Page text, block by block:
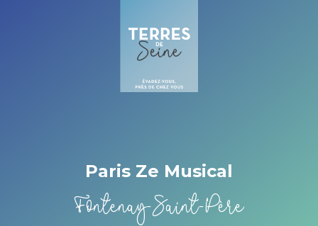
Paris Ze Musical
Fontenay-Saint-Père